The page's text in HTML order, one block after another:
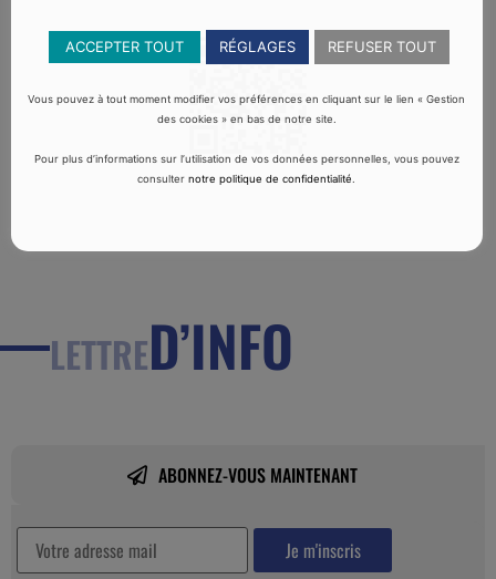
LETTRED’INFO
ABONNEZ-VOUS MAINTENANT
ACCEPTER TOUT RÉGLAGES REFUSER TOUT
Vous pouvez à tout moment modifier vos préférences en cliquant sur le lien « Gestion
des cookies » en bas de notre site.
Pour plus d’informations sur l’utilisation de vos données personnelles, vous pouvez
consulternotre politique de confidentialité.